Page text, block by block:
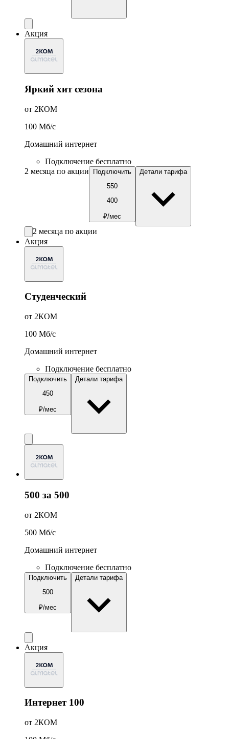
Акция
Яркий хит сезона
от 2КОМ
100 Мб/c
Домашний интернет
Подключение бесплатно
2 месяца по акции
Подключить
550
400
₽/мес
Детали тарифа
2 месяца по акции
Акция
Студенческий
от 2КОМ
100 Мб/c
Домашний интернет
Подключение бесплатно
Подключить
450
₽/мес
Детали тарифа
500 за 500
от 2КОМ
500 Мб/c
Домашний интернет
Подключение бесплатно
Подключить
500
₽/мес
Детали тарифа
Акция
Интернет 100
от 2КОМ